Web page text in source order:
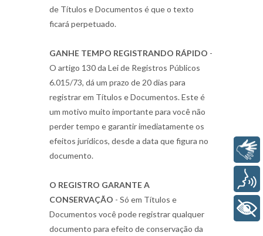
de Títulos e Documentos é que o texto
ficará perpetuado.
GANHE TEMPO REGISTRANDO RÁPIDO -
O artigo 130 da Lei de Registros Públicos
6.015/73, dá um prazo de 20 dias para
registrar em Títulos e Documentos. Este é
um motivo muito importante para você não
perder tempo e garantir imediatamente os
efeitos jurídicos, desde a data que figura no
documento.
O REGISTRO GARANTE A
CONSERVAÇÃO - Só em Títulos e
Documentos você pode registrar qualquer
documento para efeito de conservação da